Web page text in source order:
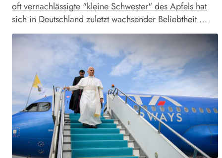
oft vernachlässigte "kleine Schwester" des Apfels hat
sich in Deutschland zuletzt wachsender Beliebtheit …